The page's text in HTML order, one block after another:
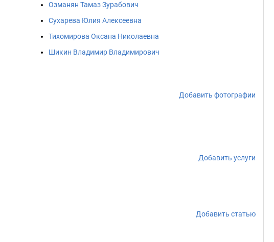
Озманян Тамаз Зурабович
Сухарева Юлия Алексеевна
Тихомирова Оксана Николаевна
Шикин Владимир Владимирович
Добавить фотографии
Добавить услуги
Добавить статью